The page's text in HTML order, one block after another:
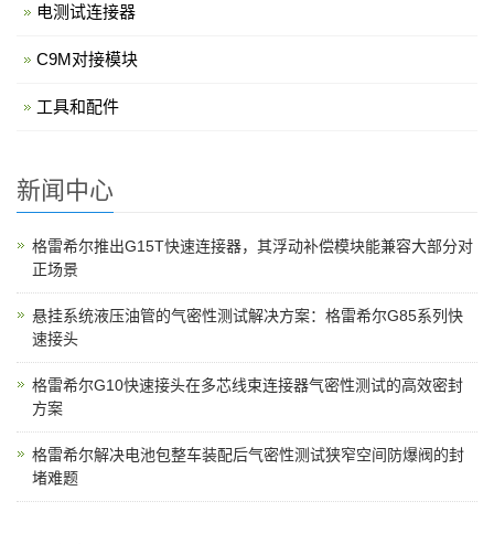
电测试连接器
C9M对接模块
工具和配件
新闻中心
格雷希尔推出G15T快速连接器，其浮动补偿模块能兼容大部分对
正场景
悬挂系统液压油管的气密性测试解决方案：格雷希尔G85系列快
速接头
格雷希尔G10快速接头在多芯线束连接器气密性测试的高效密封
方案
格雷希尔解决电池包整车装配后气密性测试狭窄空间防爆阀的封
堵难题